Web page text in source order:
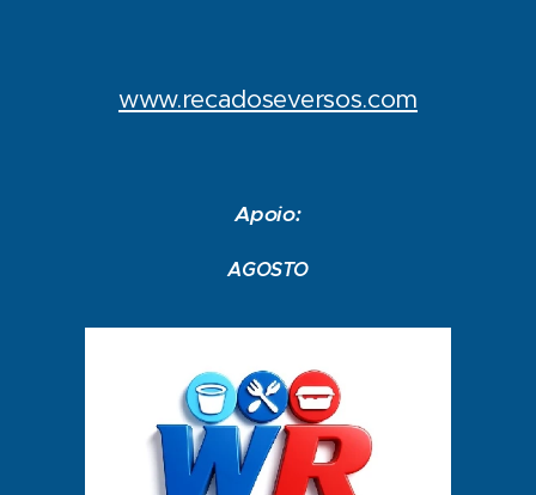
www.recadoseversos.com
Apoio:
AGOSTO